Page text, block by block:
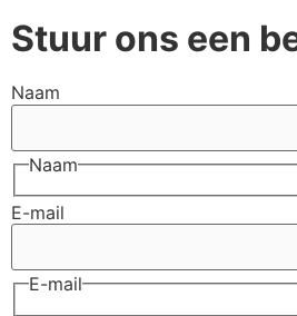
Stuur ons een
Naam
Naam
E-mail
E-mail